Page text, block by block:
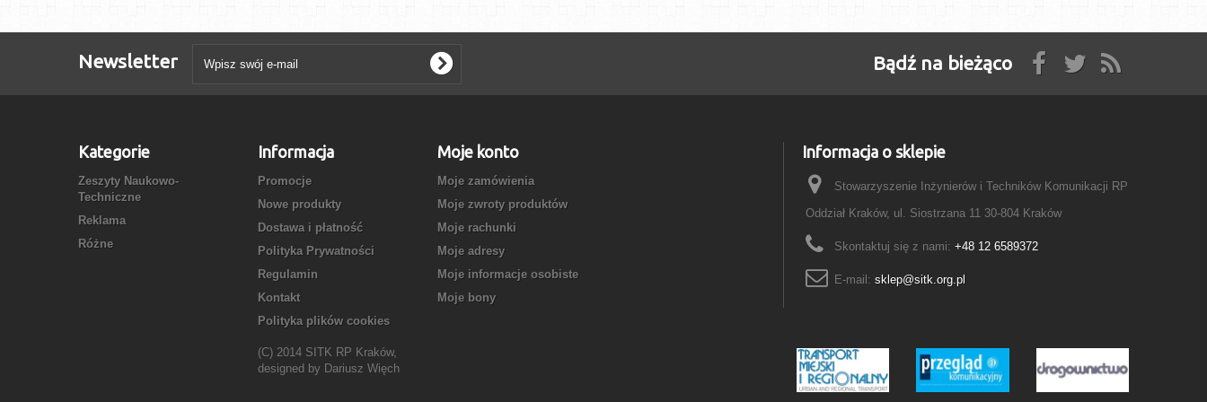
Newsletter Bądź na bieżąco
Kategorie
Zeszyty Naukowo-
Techniczne
Reklama
Różne
Informacja
Promocje
Nowe produkty
Dostawa i płatność
Polityka Prywatności
Regulamin
Kontakt
Polityka plików cookies
(C) 2014 SITK RP Kraków,
designed by Dariusz Więch
Moje konto
Moje zamówienia
Moje zwroty produktów
Moje rachunki
Moje adresy
Moje informacje osobiste
Moje bony
Informacja o sklepie
Stowarzyszenie Inżynierów i Techników Komunikacji RP
Oddział Kraków, ul. Siostrzana 11 30-804 Kraków
Skontaktuj się z nami: +48 12 6589372
E-mail: sklep@sitk.org.pl